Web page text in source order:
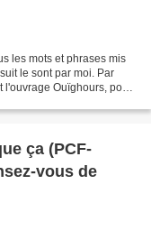
les mots et phrases mis
le sont par moi. Par
Ouïghours, pour
ça (PCF-
vous de